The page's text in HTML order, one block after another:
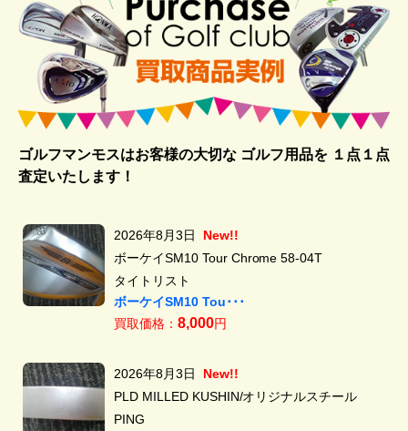
ゴルフマンモスはお客様の大切な ゴルフ用品を１点１点
査定いたします！
2026年8月3日
New!!
ボーケイSM10 Tour Chrome 58-04T
タイトリスト
ボーケイSM10 Tou･･･
買取価格： 8,000円
2026年8月3日
New!!
PLD MILLED KUSHIN/オリジナルスチール
PING